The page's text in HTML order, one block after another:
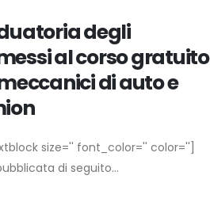
degli
al corso gratuito
di auto e
size='' font_color='' color='']
di seguito...